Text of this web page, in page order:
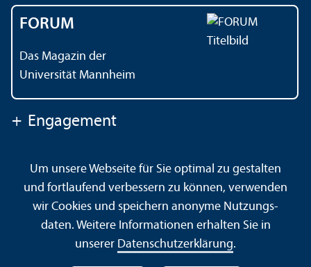
FORUM
Das Magazin der
Universität Mannheim
+ Engagement
Kontakt Impressum Datenschutz
Barrierefreiheit
Gebärdensprache
Leichte Sprache
Sitemap
Hausordnung
Sicherheit und Notfälle
Um unsere Webseite für Sie optimal zu gestalten
und fortlaufend verbessern zu können, verwenden
wir Cookies und speichern anonyme Nutzungs­
daten. Weitere Informationen erhalten Sie in
unserer Datenschutz­erklärung.